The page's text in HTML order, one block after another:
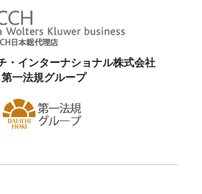
・インターナショナル株式会社
第一法規グループ